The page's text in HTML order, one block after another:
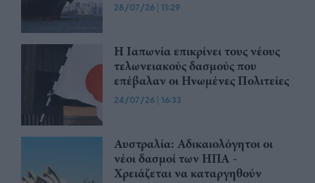
28/07/26 | 11:29
Η Ιαπωνία επικρίνει τους νέους
τελωνειακούς δασμούς που
επέβαλαν οι Ηνωμένες Πολιτείες
24/07/26 | 16:33
Αυστραλία: Αδικαιολόγητοι οι
νέοι δασμοί των ΗΠΑ -
Χρειάζεται να καταργηθούν